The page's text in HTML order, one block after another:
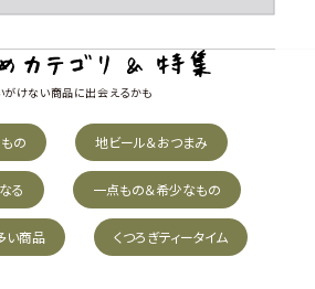
がけない商品に出会えるかも
の 地ビール＆おつまみ
る 一点もの＆希少なもの
い商品 くつろぎティータイム